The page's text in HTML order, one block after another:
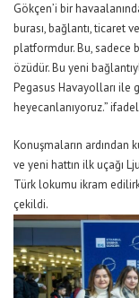
Gökçen’i bir
burası, bağlantı, ticaret
platformdur. Bu, sadece
özüdür.Bu yeni
Pegasus Havayolları ile
heyecanlanıyoruz.”
Konuşmaların ardından
ve yeni hattın ilk uçağı
Türk lokumu ikram
çekildi.